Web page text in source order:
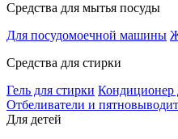
Средства для мытья посуды
Для посудомоечной машины
Средства для стирки
Гель для стирки Кондиционер
Отбеливатели и
Для детей